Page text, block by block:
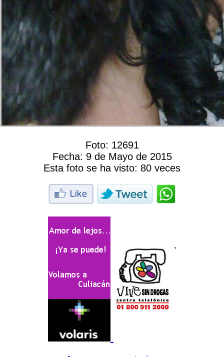
Foto: 12691
Fecha: 9 de Mayo de 2015
Esta foto se ha visto: 80 veces